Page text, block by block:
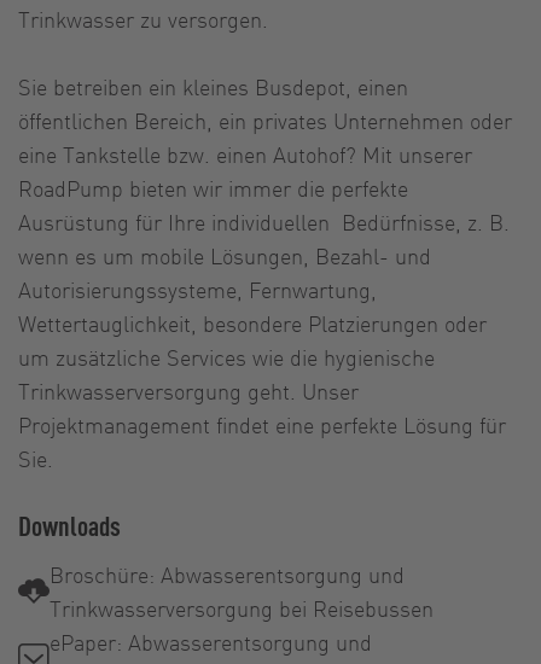
Trinkwasser zu versorgen.
Sie betreiben ein kleines Busdepot, einen
öffentlichen Bereich, ein privates Unternehmen oder
eine Tankstelle bzw. einen Autohof? Mit unserer
RoadPump bieten wir immer die perfekte
Ausrüstung für Ihre individuellen Bedürfnisse, z. B.
wenn es um mobile Lösungen, Bezahl- und
Autorisierungssysteme, Fernwartung,
Wettertauglichkeit, besondere Platzierungen oder
um zusätzliche Services wie die hygienische
Trinkwasserversorgung geht. Unser
Projektmanagement findet eine perfekte Lösung für
Sie.
Downloads
Broschüre: Abwasserentsorgung und
Trinkwasserversorgung bei Reisebussen
ePaper: Abwasserentsorgung und